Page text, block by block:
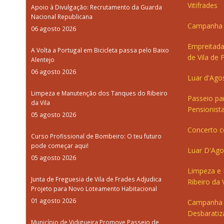
Apoio à Divulgação: Recrutamento da Guarda
Nacional Republicana
06 agosto 2026
A Volta a Portugal em Bicicleta passa pelo Baixo
Alentejo
06 agosto 2026
Limpeza e Manutenção dos Tanques do Ribeiro
da Vila
05 agosto 2026
Curso Profissional de Bombeiro: O teu futuro
pode começar aqui!
05 agosto 2026
Junta de Freguesia de Vila de Frades Adjudica
Projeto para Novo Loteamento Habitacional
01 agosto 2026
Município de Vidigueira Promove Passeio de
Vitifrades
de Vila de
Luar
Passeio
Concerto
Luar
Limpeza e
Ribeiro da